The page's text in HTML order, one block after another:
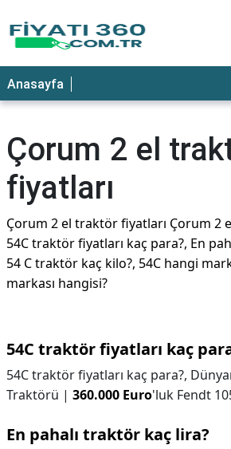
Anasayfa
Çorum 2 el
fiyatları
Çorum 2 el traktör fiyatları Çorum 2
54C traktör fiyatları kaç para?, En
54 C traktör kaç kilo?, 54C hangi
markası hangisi?
54C traktör fiyatları kaç
54C traktör fiyatları kaç para?,
Traktörü | 360.000 Euro'luk Fendt
En pahalı traktör kaç lira?